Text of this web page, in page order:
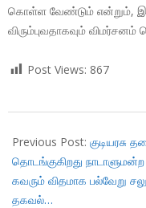
கொள்ள வேண்டும் என்றும்,
விரும்புவதாகவும் விமர்சனம்
Post Views: 867
01-
29
Previous Post: குடியரசு
தொடங்குகிறது
கவரும் விதமாக பல்வேறு
தகவல்…